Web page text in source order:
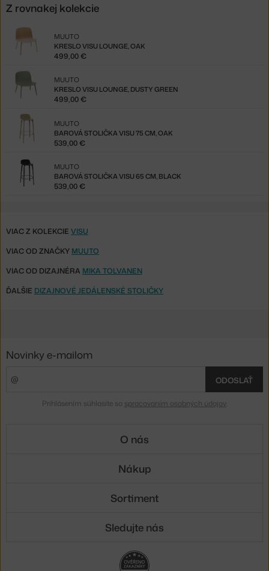
Z rovnakej kolekcie
KRESLO VISU LOUNGE, OAK
MUUTO
499,00 €
KRESLO VISU LOUNGE, DUSTY GREEN
MUUTO
499,00 €
BAROVÁ STOLIČKA VISU 75 CM, OAK
MUUTO
539,00 €
BAROVÁ STOLIČKA VISU 65 CM, BLACK
MUUTO
539,00 €
VIAC Z KOLEKCIE VISU
VIAC OD ZNAČKY MUUTO
VIAC OD DIZAJNÉRA MIKA TOLVANEN
ĎALŠIE DIZAJNOVÉ JEDÁLENSKÉ STOLIČKY
Novinky e-mailom
ODOSLAŤ
Prihlásením súhlasíte so spracovaním osobných údajov.
O nás
Nákup
Sortiment
Sledujte nás